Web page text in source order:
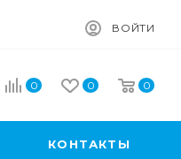
ВОЙТИ
0 0 0
КОНТАКТЫ